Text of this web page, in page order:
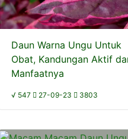
Daun Warna Ungu Untuk
Obat, Kandungan Aktif
Manfaatnya
√ 547 27-09-23 3803